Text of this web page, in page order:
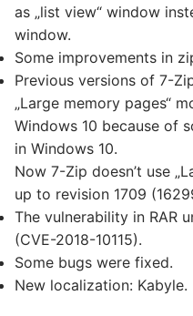
as „list view“ window
window.
Some improvements in
Previous versions of 7-
„Large memory pages“
Windows 10 because of
in Windows 10.
Now 7-Zip doesn’t use
up to revision 1709
The vulnerability in RAR
(CVE-2018-10115).
Some bugs were fixed.
New localization: Kabyle.